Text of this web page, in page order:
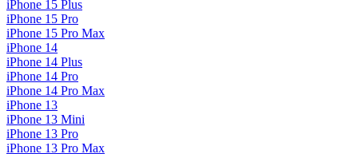
iPhone 15 Plus
iPhone 15 Pro
iPhone 15 Pro Max
iPhone 14
iPhone 14 Plus
iPhone 14 Pro
iPhone 14 Pro Max
iPhone 13
iPhone 13 Mini
iPhone 13 Pro
iPhone 13 Pro Max